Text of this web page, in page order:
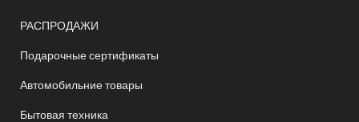
РАСПРОДАЖИ
Подарочные сертификаты
Автомобильние товары
Бытовая техника